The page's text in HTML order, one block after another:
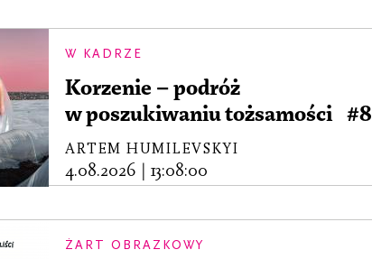
W KADRZE
Korzenie – podróż
w poszukiwaniu tożsamości #8
ARTEM HUMILEVSKYI
4.08.2026 13:08:00
ŻART OBRAZKOWY